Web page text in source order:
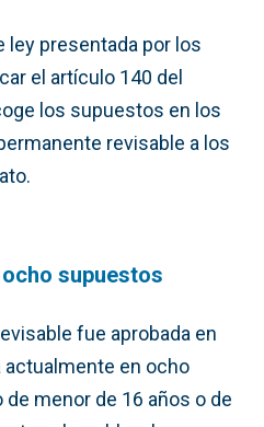
ley presentada por los
el artículo 140 del
los supuestos en los
revisable a los
supuestos
fue aprobada en
actualmente en ocho
menor de 16 años o de